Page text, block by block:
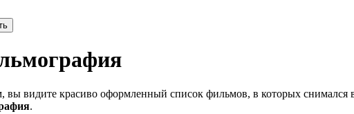
вы видите красиво оформленный список фильмов, в которых
.